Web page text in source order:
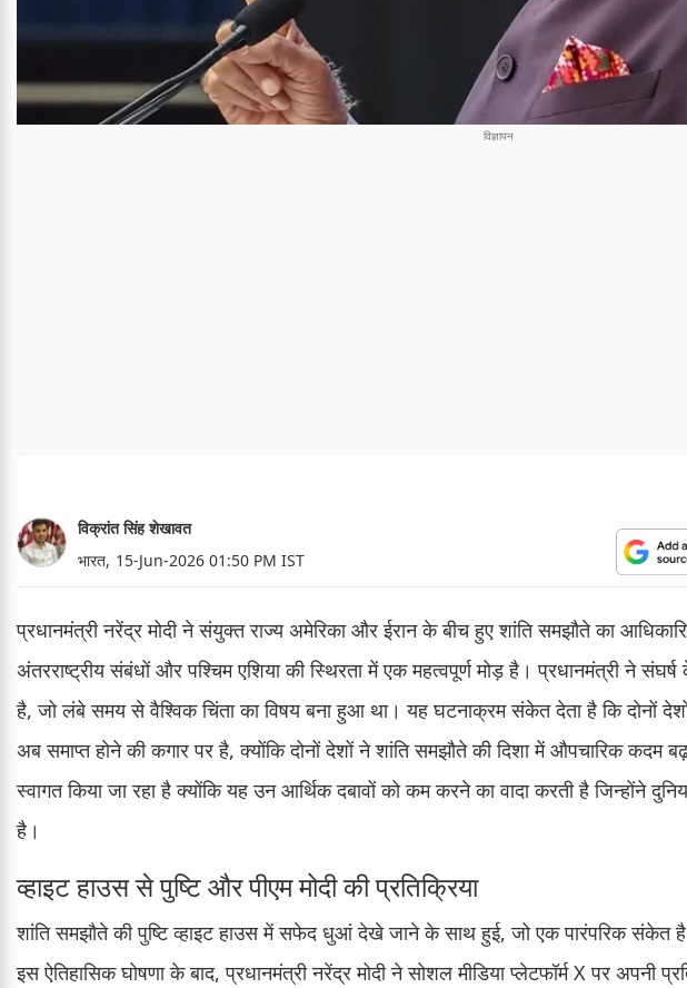
विक्रांत सिंह शेखावत
भारत, 15-Jun-2026 01:50 PM IST
प्रधानमंत्री नरेंद्र मोदी ने संयुक्त राज्य अमेरिका और ईरान के बीच हुए शांति समझौते का
अंतरराष्ट्रीय संबंधों और पश्चिम एशिया की स्थिरता में एक महत्वपूर्ण मोड़ है। प्रधानमंत्री ने
है, जो लंबे समय से वैश्विक चिंता का विषय बना हुआ था। यह घटनाक्रम संकेत देता है कि दोनों
अब समाप्त होने की कगार पर है, क्योंकि दोनों देशों ने शांति समझौते की दिशा में औपचारिक कदम
स्वागत किया जा रहा है क्योंकि यह उन आर्थिक दबावों को कम करने का वादा करती है जिन्होंने
है।
व्हाइट हाउस से पुष्टि और पीएम मोदी की प्रतिक्रिया
शांति समझौते की पुष्टि व्हाइट हाउस में सफेद धुआं देखे जाने के साथ हुई, जो एक पारंपरिक संकेत है
इस ऐतिहासिक घोषणा के बाद, प्रधानमंत्री नरेंद्र मोदी ने सोशल मीडिया प्लेटफॉर्म X पर अपनी